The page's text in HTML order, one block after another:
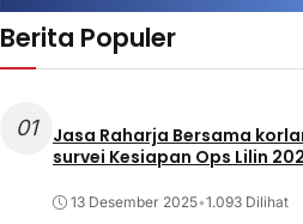
Berita Populer
01
Jasa Raharja Bersama
survei Kesiapan Ops Lilin
13 Desember 2025•1.093 Dilihat